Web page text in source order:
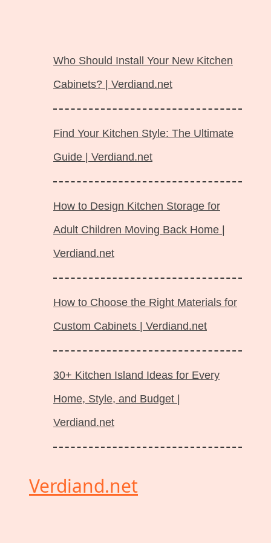
Who Should Install Your New Kitchen
Cabinets? | Verdiand.net
Find Your Kitchen Style: The Ultimate
Guide | Verdiand.net
How to Design Kitchen Storage for
Adult Children Moving Back Home |
Verdiand.net
How to Choose the Right Materials for
Custom Cabinets | Verdiand.net
30+ Kitchen Island Ideas for Every
Home, Style, and Budget |
Verdiand.net
Verdiand.net